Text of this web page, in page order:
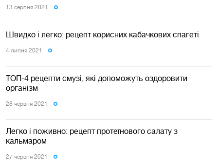
13 серпня 2021
Швидко і легко: рецепт корисних кабачкових спагеті
4 липня 2021
ТОП-4 рецепти смузі, які допоможуть оздоровити
організм
28 червня 2021
Легко і поживно: рецепт протеїнового салату з
кальмаром
27 червня 2021